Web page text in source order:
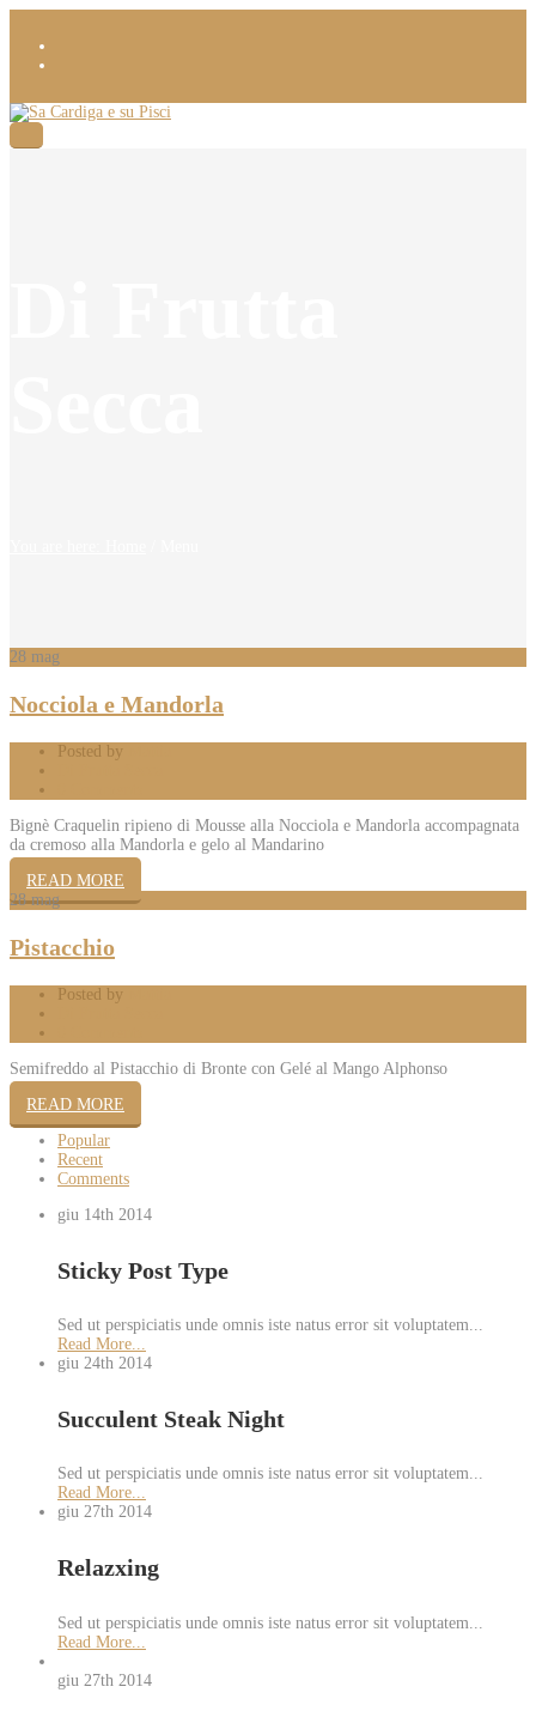
28 mag
Nocciola e Mandorla
Posted by
Bignè Craquelin ripieno di Mousse alla Nocciola e Mandorla accompagnata
da cremoso alla Mandorla e gelo al Mandarino
READ MORE
28 mag
Pistacchio
Posted by
Semifreddo al Pistacchio di Bronte con Gelé al Mango Alphonso
READ MORE
Popular
Recent
Comments
giu 14th 2014
Sticky Post Type
Sed ut perspiciatis unde omnis iste natus error sit voluptatem...
Read More...
giu 24th 2014
Succulent Steak Night
Sed ut perspiciatis unde omnis iste natus error sit voluptatem...
Read More...
giu 27th 2014
Relazxing
Sed ut perspiciatis unde omnis iste natus error sit voluptatem...
Read More...
giu 27th 2014